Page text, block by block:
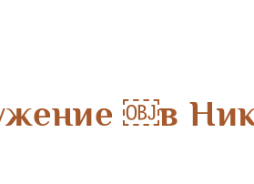
￼в